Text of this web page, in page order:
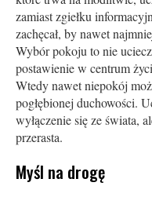
zamiast zgiełku
zachęcał, by nawet
Wybór pokoju to nie
postawienie w centrum
Wtedy nawet niepokój
pogłębionej duchowości.
wyłączenie się ze świata,
przerasta.
Myśl na drogę